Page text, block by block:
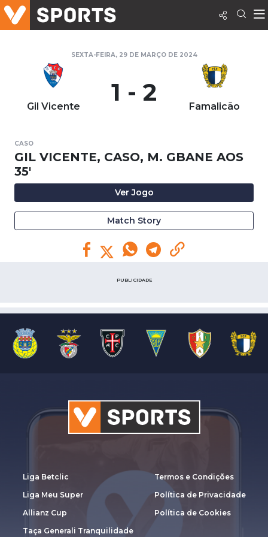
SEXTA-FEIRA, 29 DE MARÇO DE 2024
Gil Vicente 1 - 2 Famalicão
CASO
GIL VICENTE, CASO, M. GBANE AOS
35'
Ver Jogo
Match Story
PUBLICIDADE
Liga Betclic
Liga Meu Super
Allianz Cup
Taça Generali Tranquilidade
Termos e Condições
Política de Privacidade
Política de Cookies